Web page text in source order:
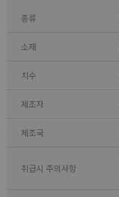
종류
소재
치수
제조자
제조국
취급시 주의사항